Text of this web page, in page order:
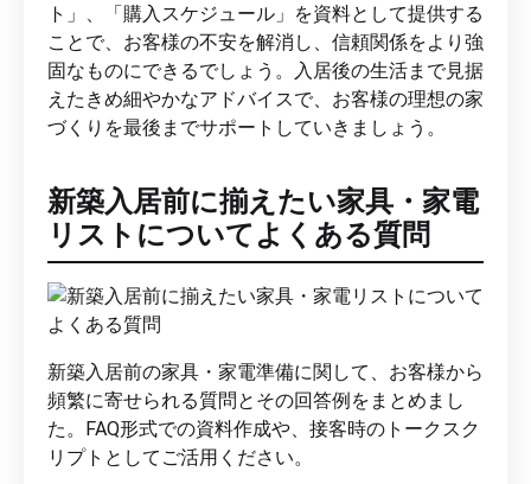
ト」、「購入スケジュール」を資料として提供する
ことで、お客様の不安を解消し、信頼関係をより強
固なものにできるでしょう。入居後の生活まで見据
えたきめ細やかなアドバイスで、お客様の理想の家
づくりを最後までサポートしていきましょう。
新築入居前に揃えたい家具・家電
リストについてよくある質問
新築入居前の家具・家電準備に関して、お客様から
頻繁に寄せられる質問とその回答例をまとめまし
た。FAQ形式での資料作成や、接客時のトークスク
リプトとしてご活用ください。